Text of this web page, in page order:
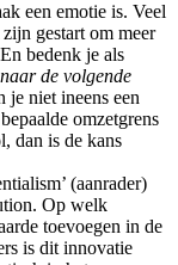
een emotie is. Veel
gestart om meer
bedenk je als
de volgende
niet ineens een
omzetgrens
dan is de kans
(aanrader)
Op welk
toevoegen in de
is dit innovatie